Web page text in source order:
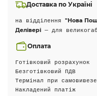
Доставка по Україні
на відділення "Нова
Делівері — для
Оплата
Готівковий розрахунок
Безготівковий ПДВ
Термінал при
Накладений платіж